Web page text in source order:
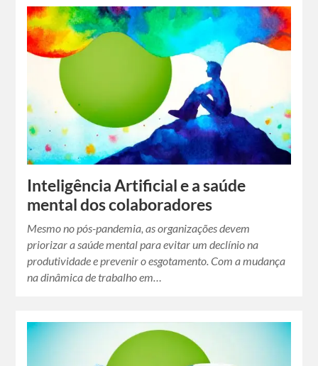
Inteligência Artificial e a saúde
mental dos colaboradores
Mesmo no pós-pandemia, as organizações devem
priorizar a saúde mental para evitar um declínio na
produtividade e prevenir o esgotamento. Com a mudança
na dinâmica de trabalho em…